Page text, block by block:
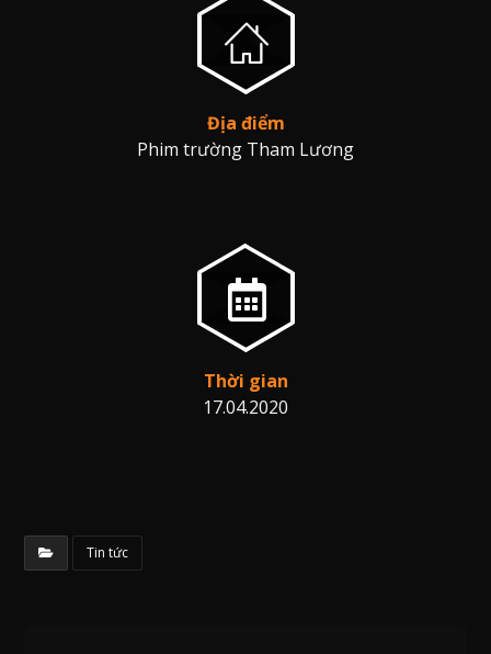
Địa điểm
Phim trường Tham Lương
Thời gian
17.04.2020
Tin tức